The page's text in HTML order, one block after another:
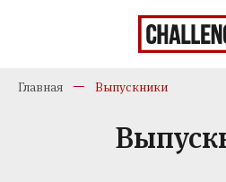
Главная Выпускники